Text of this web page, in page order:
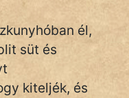
él,
süt és
kiteljék, és